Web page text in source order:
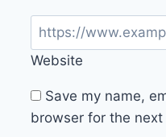
Website
Save my name,
browser for the